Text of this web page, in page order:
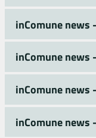
inComune news
inComune news
inComune news
inComune news